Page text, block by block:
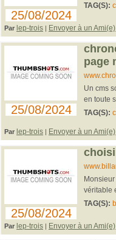
25/08/2024
TAG(S):
Par lep-trois | Envoyer à un Ami(e)
25/08/2024
page
Un cms
en toute
TAG(S):
Par lep-trois | Envoyer à un Ami(e)
25/08/2024
véritable
TAG(S):
Par lep-trois | Envoyer à un Ami(e)